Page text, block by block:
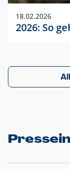
18.02.2026
2026: So